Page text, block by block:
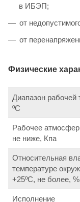
в ИБЭП;
от
от
Физические
Диапазон рабочей
ºС
Рабочее
не ниже, Кпа
Относительная
температуре
+25ºС, не более, %
Исполнение